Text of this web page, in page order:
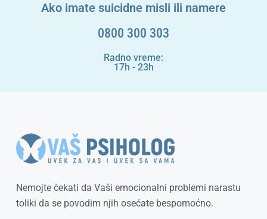
Ako imate suicidne misli ili namere
0800 300 303
Radno vreme:
17h - 23h
Nemojte čekati da Vaši emocionalni problemi narastu
toliki da se povodim njih osećate bespomoćno.